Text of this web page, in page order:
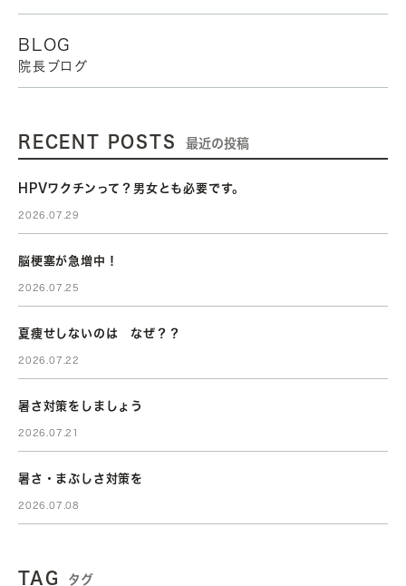
BLOG
院長ブログ
RECENT POSTS 最近の投稿
HPVワクチンって？男女とも必要です。
2026.07.29
脳梗塞が急増中！
2026.07.25
夏痩せしないのは なぜ？？
2026.07.22
暑さ対策をしましょう
2026.07.21
暑さ・まぶしさ対策を
2026.07.08
TAG タグ